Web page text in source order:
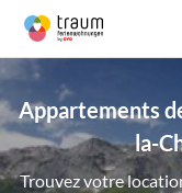
Appartements
la-
Trouvez votre